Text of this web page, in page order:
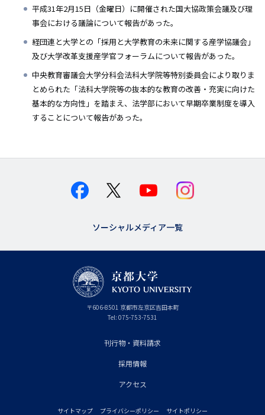
平成31年2月15日（金曜日）に開催された国大協政策会議及び理
事会における議論について報告があった。
経団連と大学との「採用と大学教育の未来に関する産学協議会」
及び大学改革支援産学官フォーラムについて報告があった。
中央教育審議会大学分科会法科大学院等特別委員会により取りま
とめられた「法科大学院等の抜本的な教育の改善・充実に向けた
基本的な方向性」を踏まえ、法学部において早期卒業制度を導入
することについて報告があった。
ソーシャルメディア一覧
〒606-8501 京
都
府
京都市左京区吉田本町
Tel: 075-753-7531
刊行物・資料請求
採用情報
アクセス
サイトマップ プライバシーポリシー サイトポリシー